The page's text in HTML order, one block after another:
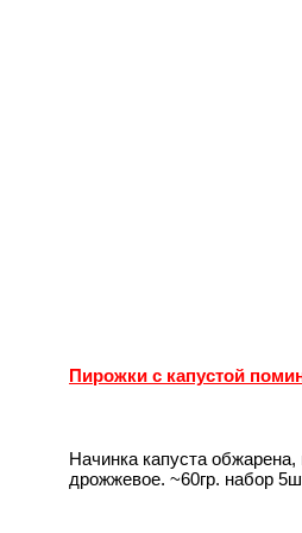
Пирожки с капустой
Начинка капуста
дрожжевое. ~60гр. набор